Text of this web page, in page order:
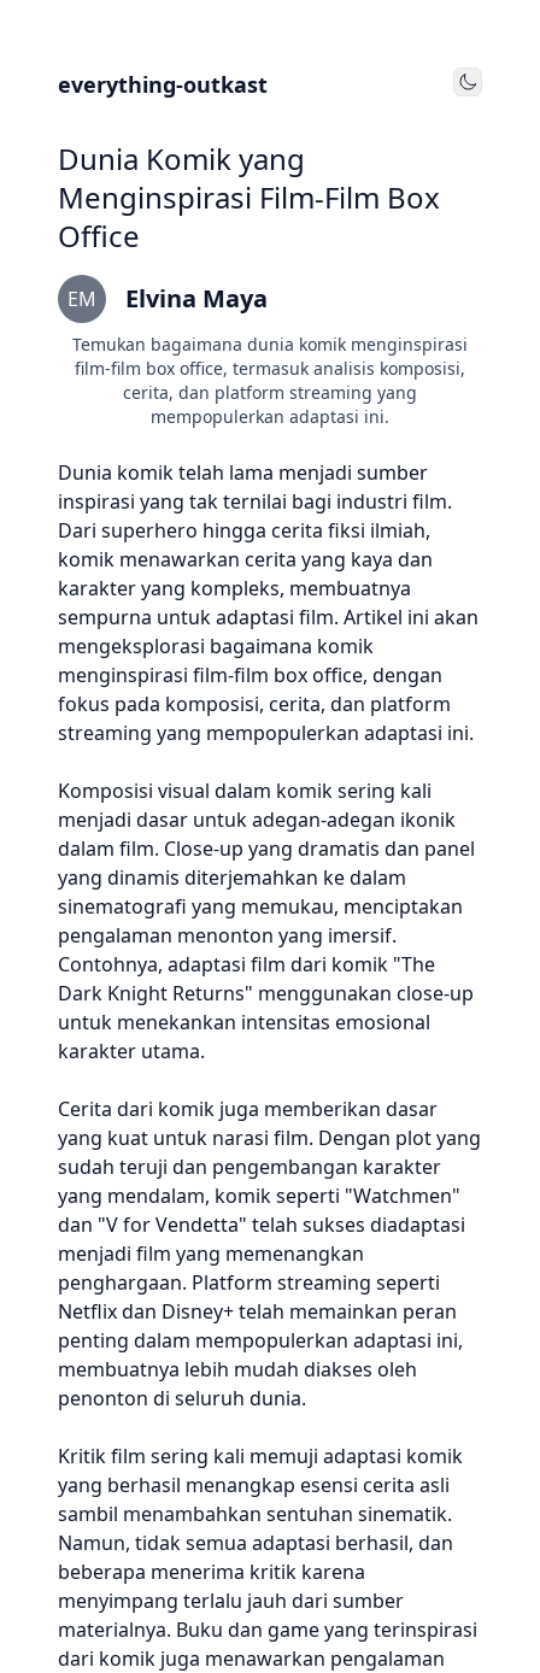
everything-outkast Toggle
Dunia Komik yang
Menginspirasi Film-Film Box
Office
EM Elvina Maya
Temukan bagaimana dunia komik menginspirasi
film-film box office, termasuk analisis komposisi,
cerita, dan platform streaming yang
mempopulerkan adaptasi ini.
Dunia komik telah lama menjadi sumber
inspirasi yang tak ternilai bagi industri film.
Dari superhero hingga cerita fiksi ilmiah,
komik menawarkan cerita yang kaya dan
karakter yang kompleks, membuatnya
sempurna untuk adaptasi film. Artikel ini akan
mengeksplorasi bagaimana komik
menginspirasi film-film box office, dengan
fokus pada komposisi, cerita, dan platform
streaming yang mempopulerkan adaptasi ini.
Komposisi visual dalam komik sering kali
menjadi dasar untuk adegan-adegan ikonik
dalam film. Close-up yang dramatis dan panel
yang dinamis diterjemahkan ke dalam
sinematografi yang memukau, menciptakan
pengalaman menonton yang imersif.
Contohnya, adaptasi film dari komik "The
Dark Knight Returns" menggunakan close-up
untuk menekankan intensitas emosional
karakter utama.
Cerita dari komik juga memberikan dasar
yang kuat untuk narasi film. Dengan plot yang
sudah teruji dan pengembangan karakter
yang mendalam, komik seperti "Watchmen"
dan "V for Vendetta" telah sukses diadaptasi
menjadi film yang memenangkan
penghargaan. Platform streaming seperti
Netflix dan Disney+ telah memainkan peran
penting dalam mempopulerkan adaptasi ini,
membuatnya lebih mudah diakses oleh
penonton di seluruh dunia.
Kritik film sering kali memuji adaptasi komik
yang berhasil menangkap esensi cerita asli
sambil menambahkan sentuhan sinematik.
Namun, tidak semua adaptasi berhasil, dan
beberapa menerima kritik karena
menyimpang terlalu jauh dari sumber
materialnya. Buku dan game yang terinspirasi
dari komik juga menawarkan pengalaman